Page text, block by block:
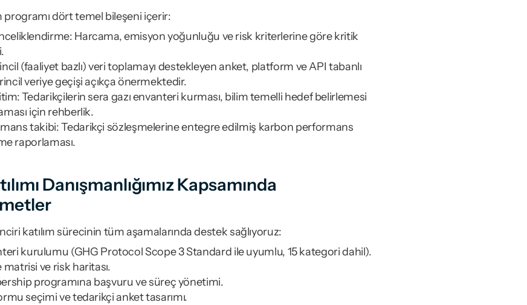
programı dört temel bileşeni içerir:
Harcama, emisyon yoğunluğu ve risk kriterlerine göre kritik
(faaliyet bazlı) veri toplamayı destekleyen anket, platform ve API tabanlı
veriye geçişi açıkça önermektedir.
Tedarikçilerin sera gazı envanteri kurması, bilim temelli hedef belirlemesi
için rehberlik.
takibi: Tedarikçi sözleşmelerine entegre edilmiş karbon performans
raporlaması.
Danışmanlığımız Kapsamında
katılım sürecinin tüm aşamalarında destek sağlıyoruz:
kurulumu (GHG Protocol Scope 3 Standard ile uyumlu, 15 kategori dahil).
ve risk haritası.
programına başvuru ve süreç yönetimi.
seçimi ve tedarikçi anket tasarımı.